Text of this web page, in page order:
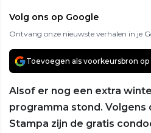
Volg ons op Google
Ontvang onze nieuwste verhalen in je
Toevoegen als voorkeursbron
Alsof er nog een extra
programma stond. Volgens
Stampa zijn de gratis